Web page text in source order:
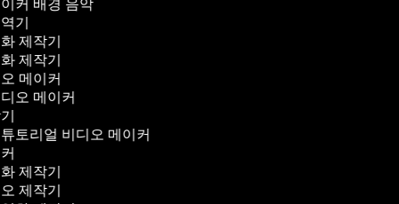
이커 배경 음악
기
화 제작기
화 제작기
오 메이커
디오 메이커
튜토리얼 비디오 메이커
화 제작기
오 제작기